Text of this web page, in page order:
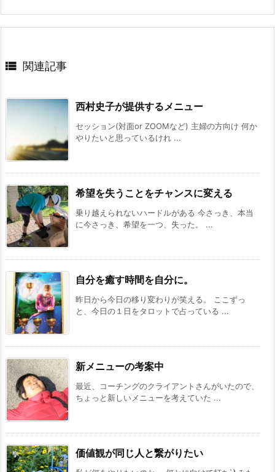
 関連記事
西村史子が提供するメニュー
セッション(対面or ZOOMなど) 主婦の方向け 何か
やりたいと思っているけれ ...
希望を失うことをチャンスに変える
乗り越えられないハードルがある 今さっき、本当
に今さっき、希望を一つ、失った。 ...
自分を癒す時間を自分に。
昨日から今日の移り変わりが笑える。 ここずっ
と、今日の１日をタロットで占っている ...
新メニューの考案中
最近、コーチングのクライアントさんがいたので、
ちょっと新しいメニューを考えていた ...
価値観が同じ人と繋がりたい